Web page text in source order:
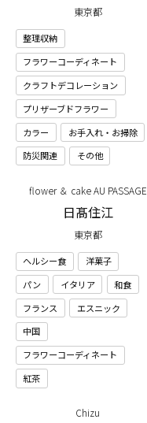
東京都
整理収納
フラワーコーディネート
クラフトデコレーション
プリザーブドフラワー
カラー
お手入れ・お掃除
防災関連
その他
flower ＆ cake AU PASSAGE
日髙住江
東京都
ヘルシー食
洋菓子
パン
イタリア
和食
フランス
エスニック
中国
フラワーコーディネート
紅茶
Chizu